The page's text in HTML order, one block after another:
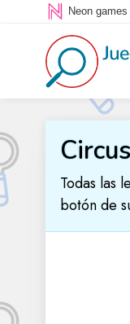
Neon games
Todas las
botón de